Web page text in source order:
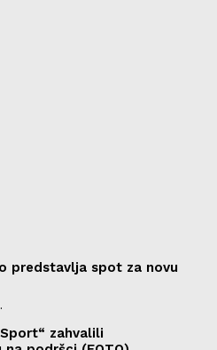
predstavlja spot za novu
zahvalili